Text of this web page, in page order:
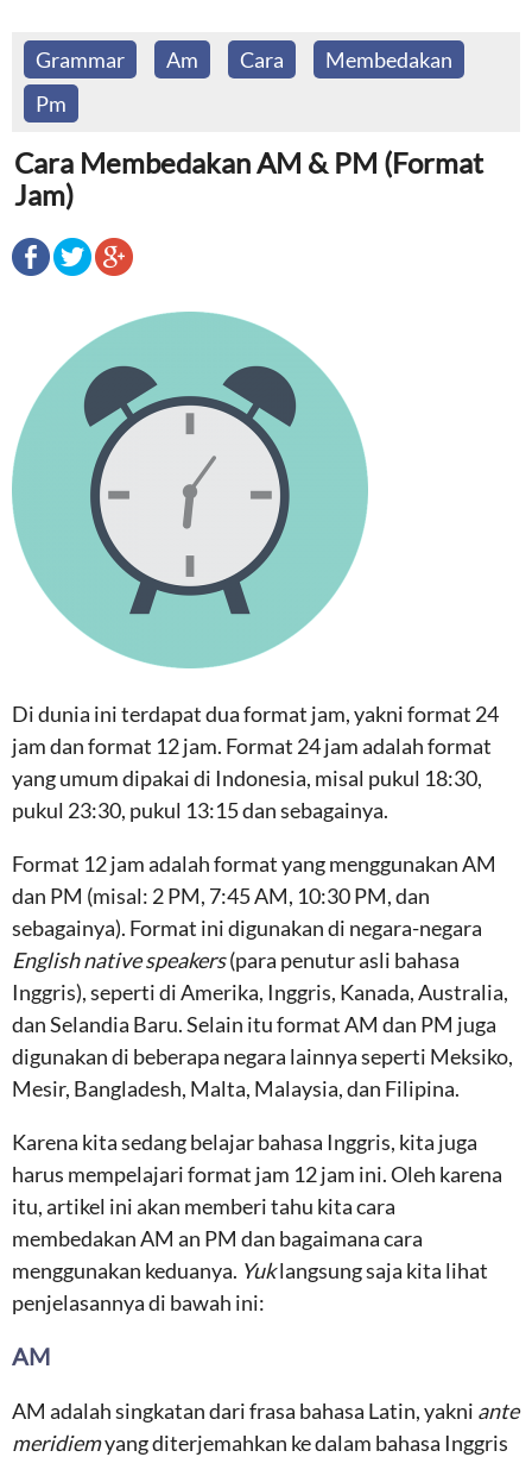
Grammar Am Cara
Membedakan
Pm
Cara Membedakan AM & PM (Format
Jam)
Di dunia ini terdapat dua format jam, yakni format 24
jam dan format 12 jam. Format 24 jam adalah format
yang umum dipakai di Indonesia, misal pukul 18:30,
pukul 23:30, pukul 13:15 dan sebagainya.
Format 12 jam adalah format yang menggunakan AM
dan PM (misal: 2 PM, 7:45 AM, 10:30 PM, dan
sebagainya). Format ini digunakan di negara-negara
English native speakers(para penutur asli bahasa
Inggris), seperti di Amerika, Inggris, Kanada, Australia,
dan Selandia Baru. Selain itu format AM dan PM juga
digunakan di beberapa negara lainnya seperti Meksiko,
Mesir, Bangladesh, Malta, Malaysia, dan Filipina.
Karena kita sedang belajar bahasa Inggris, kita juga
harus mempelajari format jam 12 jam ini. Oleh karena
itu, artikel ini akan memberi tahu kita cara
membedakan AM an PM dan bagaimana cara
menggunakan keduanya. Yuklangsung saja kita lihat
penjelasannya di bawah ini:
AM
AM adalah singkatan dari frasa bahasa Latin, yakni ante
meridiemyang diterjemahkan ke dalam bahasa Inggris